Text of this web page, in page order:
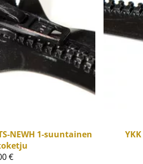
NEWH 1-suuntainen
€
YKK